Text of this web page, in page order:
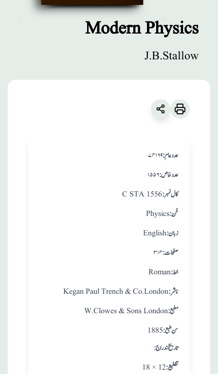
Modern Physics
J.B.Stallow
۷۴۱۶۹:عدد عام
۱۵۵۶ :عدد خاص
C STA 1556:کال نمبر
Physics :فن
English:زبان
۳۱۴:صفحات
Roman:خط
Kegan Paul Trench & Co.London :ناشر
W.Clowes & Sons London:مطبع
1885 : سن طبع
: تاريخ اندراج
18 × 12 :تقطيع